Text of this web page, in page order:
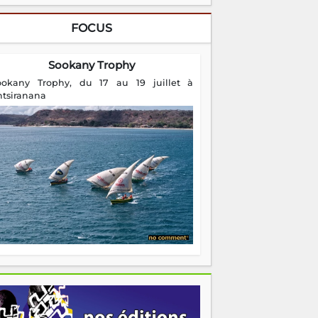
FOCUS
Sookany Trophy
Trophy, du 17 au 19 juillet à